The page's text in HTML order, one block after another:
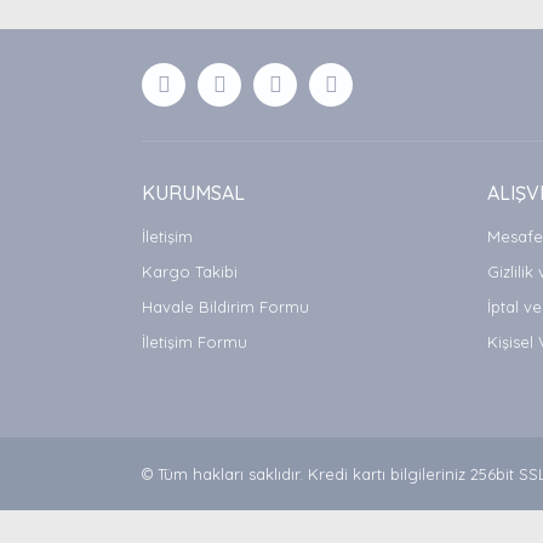
Ürün açıklamasında eksik bilgiler bulunuyor.
Bu ürüne benzer farklı alternatifler olmalı.
KURUMSAL
İletişim
Kargo Takibi
Havale Bildirim Formu
İletişim Formu
Gizlilik
İptal
Kişisel
© Tüm hakları saklıdır. Kredi kartı bilgileriniz 256bit